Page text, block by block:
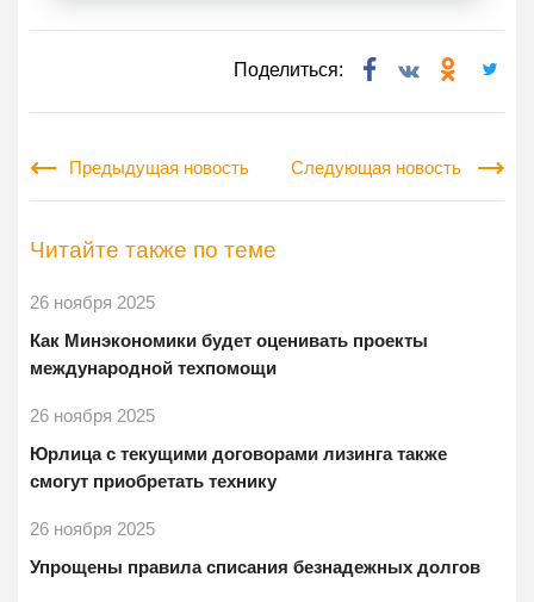
Поделиться:
Предыдущая новость Следующая новость
Читайте также по теме
26 ноября 2025
Как Минэкономики будет оценивать проекты
международной техпомощи
26 ноября 2025
Юрлица с текущими договорами лизинга также
смогут приобретать технику
26 ноября 2025
Упрощены правила списания безнадежных долгов